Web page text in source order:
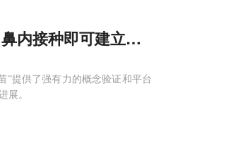
内接种即可建立广谱
”提供了强有力的概念验证和平台
展。